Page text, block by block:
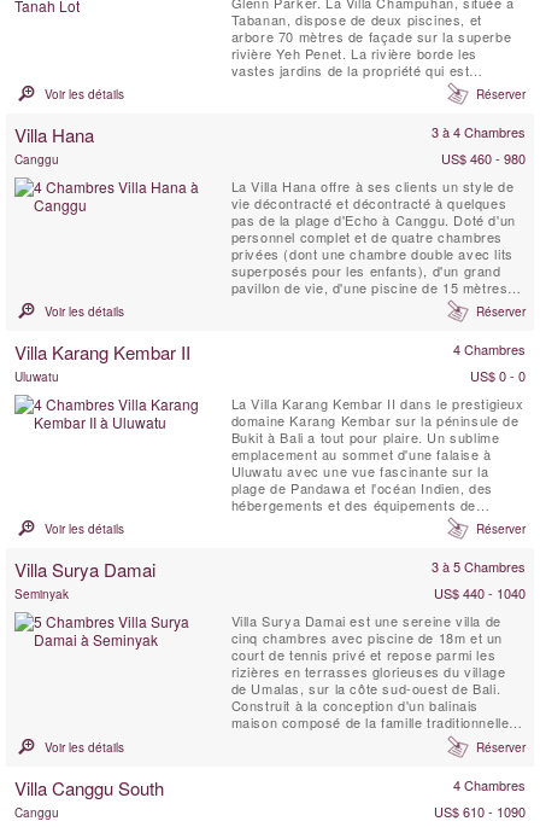
Tabanan, dispose de deux piscines, et
arbore 70 mètres de façade sur la superbe
rivière Yeh Penet. La rivière borde les
vastes jardins de la propriété qui est
entourée par la nature et offre de jolies vues.
Voir les détails Réserver
Villa Hana 3 à 4 Chambres
Canggu
US$ 460 - 980
La Villa Hana offre à ses clients un style de
vie décontracté et décontracté à quelques
pas de la plage d'Echo à Canggu. Doté d'un
personnel complet et de quatre chambres
privées (dont une chambre double avec lits
superposés pour les enfants), d'un grand
pavillon de vie, d'une piscine de 15 mètres,
d'une salle multimédia et d'une terrasse
barbecue, il est idéal pour les familles
groupes d'amis attirés par Canggu. des
Voir les détails Réserver
Villa Karang Kembar II 4 Chambres
Uluwatu
US$ 0 - 0
La Villa Karang Kembar II dans le prestigieux
domaine Karang Kembar sur la péninsule de
Bukit à Bali a tout pour plaire. Un sublime
emplacement au sommet d'une falaise à
Uluwatu avec une vue fascinante sur la
plage de Pandawa et l'océan Indien, des
hébergements et des équipements de
première classe et les normes de service les
vacances parfaite à Bali pour les groupes ou
Voir les détails Réserver
Villa Surya Damai 3 à 5 Chambres
Seminyak
US$ 440 - 1040
Villa Surya Damai est une sereine villa de
cinq chambres avec piscine de 18m et un
court de tennis privé et repose parmi les
rizières en terrasses glorieuses du village
de Umalas, sur la côte sud-ouest de Bali.
Construit à la conception d'un balinais
maison composé de la famille traditionnelle,
grande salle à manger ouverte sur les côtés
et le charme de chaume les pavillons de
définies au sein d'un jardin clos enchanteur,
Voir les détails Réserver
Villa Canggu South 4 Chambres
Canggu
US$ 610 - 1090